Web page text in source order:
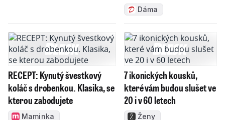
Dáma
RECEPT: Kynutý švestkový
koláč s drobenkou. Klasika, se
kterou zabodujete
Maminka
7 ikonických kousků,
které vám budou slušet ve
20 i v 60 letech
Ženy